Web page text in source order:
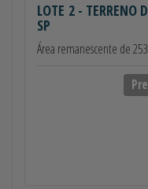
LOTE 2 - TERRENO
SP
Área remanescente de